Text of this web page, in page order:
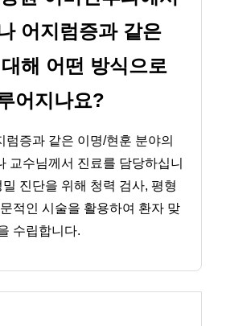
어지럼증과 같은
해 어떤 방식으로
어지나요?
럼증과 같은 이명/현훈 분야의
교수님께서 진료를 담당하십니
진단을 위해 청력 검사, 평형
적인 시술을 활용하여 환자 맞
수립합니다.